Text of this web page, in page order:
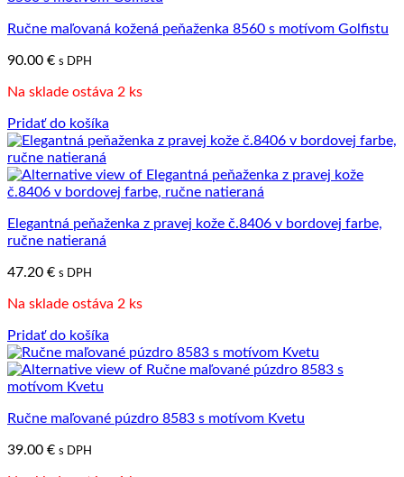
Ručne maľovaná kožená peňaženka 8560 s motívom Golfistu
90.00 € s DPH
Na sklade ostáva 2 ks
Pridať do košíka
Elegantná peňaženka z pravej kože č.8406 v bordovej farbe,
ručne natieraná
47.20 € s DPH
Na sklade ostáva 2 ks
Pridať do košíka
Ručne maľované púzdro 8583 s motívom Kvetu
39.00 € s DPH